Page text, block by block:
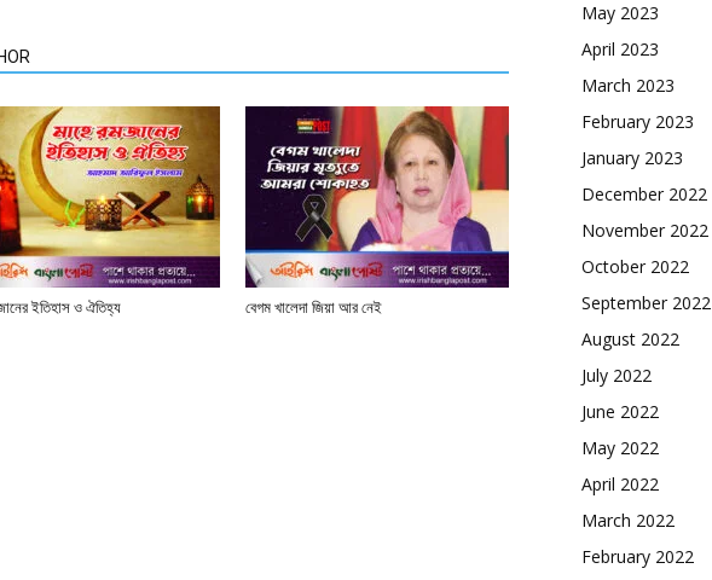
ইতিহাস ও ঐতিহ্য বেগম খালেদা জিয়া আর নেই
May 2023
April 2023
March 2023
February 2023
January 2023
December 2022
November 2022
October 2022
September 2022
August 2022
July 2022
June 2022
May 2022
April 2022
March 2022
February 2022